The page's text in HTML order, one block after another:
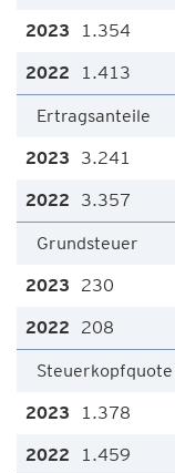
1.354
1.413
Ertragsanteile
3.241
3.357
Grundsteuer
230
208
Steuerkopfquote
1.378
1.459